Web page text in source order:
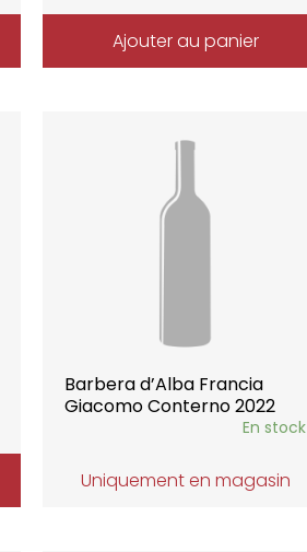
Ajouter au panier
Barbera d’Alba Francia
Giacomo Conterno 2022
En stock
Uniquement en magasin